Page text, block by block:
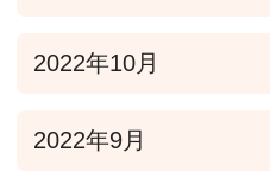
2022年10月
2022年9月